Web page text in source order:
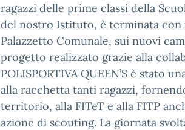
ragazzi delle prime classi della
del nostro Istituto, è terminata
Palazzetto Comunale, sui nuovi
progetto realizzato grazie alla
POLISPORTIVA QUEEN’S è stato
alla racchetta tanti ragazzi,
territorio, alla FITeT e alla FITP
azione di scouting. La giornata